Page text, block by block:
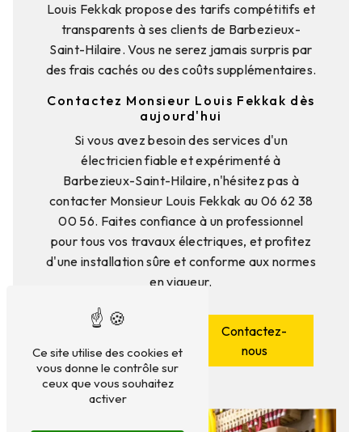
Louis Fekkak propose des tarifs compétitifs et
transparents à ses clients de Barbezieux-
Saint-Hilaire. Vous ne serez jamais surpris par
des frais cachés ou des coûts supplémentaires.
Contactez Monsieur Louis Fekkak dès
aujourd'hui
Si vous avez besoin des services d'un
électricien fiable et expérimenté à
Barbezieux-Saint-Hilaire, n'hésitez pas à
contacter Monsieur Louis Fekkak au 06 62 38
00 56. Faites confiance à un professionnel
pour tous vos travaux électriques, et profitez
d'une installation sûre et conforme aux normes
en vigueur.
En savoir
plus
Contactez-
nous
Ce site utilise des cookies et
vous donne le contrôle sur
ceux que vous souhaitez
activer